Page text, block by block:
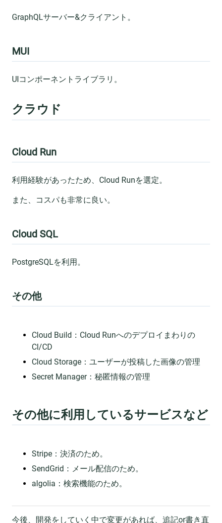
GraphQLサーバー&クライアント。
MUI
UIコンポーネントライブラリ。
クラウド
Cloud Run
利用経験があったため、Cloud Runを選定。
また、コスパも非常に良い。
Cloud SQL
PostgreSQLを利用。
その他
Cloud Build：Cloud Runへのデプロイまわりの
CI/CD
Cloud Storage：ユーザーが投稿した画像の管理
Secret Manager：秘匿情報の管理
その他に利用しているサービスなど
Stripe：決済のため。
SendGrid：メール配信のため。
algolia：検索機能のため。
今後、開発をしていく中で変更があれば、追記or書き直